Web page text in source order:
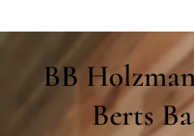
BB
Berts